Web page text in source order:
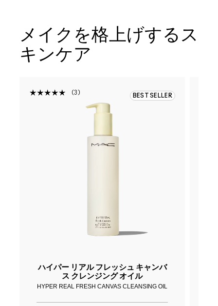
メイクを格上げするス
キンケア
3 BEST SELLER
ハイパー リアル フレッシュ キャンバ
ス クレンジング オイル
HYPER REAL FRESH CANVAS CLEANSING OIL